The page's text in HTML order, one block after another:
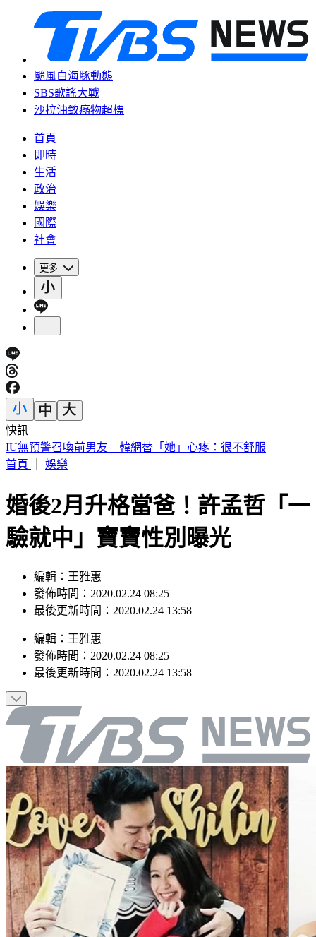
颱風白海豚動態
SBS歌謠大戰
沙拉油致癌物超標
首頁
即時
生活
政治
娛樂
國際
社會
更多
快訊
快訊／財神爺不在家 威力彩頭獎、二獎雙槓龜
首頁
娛樂
婚後2月升格當爸！許孟哲「一
驗就中」寶寶性別曝光
編輯：王雅惠
發佈時間：2020.02.24 08:25
最後更新時間：2020.02.24 13:58
編輯 ： 王雅惠
發佈時間： 2020.02.24 08:25
最後更新時間： 2020.02.24 13:58